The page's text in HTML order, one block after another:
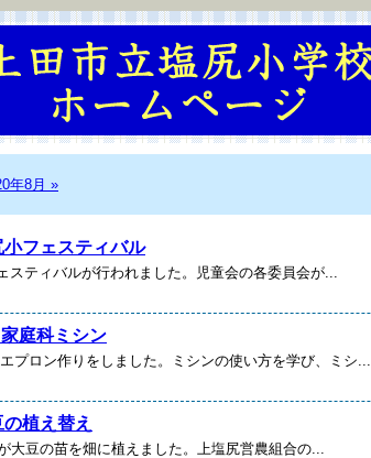
年8月 »
小フェスティバル
ィバルが行われました。児童会の各委員会が...
庭科ミシン
ロン作りをしました。ミシンの使い方を学び、ミシ...
の植え替え
豆の苗を畑に植えました。上塩尻営農組合の...